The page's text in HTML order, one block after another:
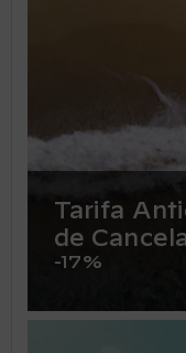
Tarifa
de
-17%